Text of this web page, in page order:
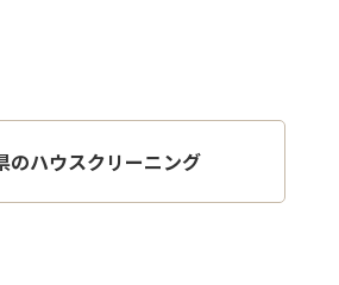
のハウスクリーニング